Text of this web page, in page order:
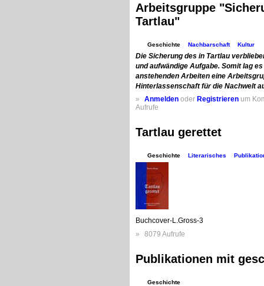
Arbeitsgruppe
Tartlau"
Geschichte Nachbarschaft Kultur
Die Sicherung des in Tartlau
und aufwändige Aufgabe. Somit lag
anstehenden Arbeiten eine
Hinterlassenschaft für die Nachwelt
»
Anmelden oder Registrieren um
Aufrufe
Tartlau gerettet
Geschichte Literarisches
Buchcover-L.Gross-3
»
8079 Aufrufe
Publikationen mit
Geschichte